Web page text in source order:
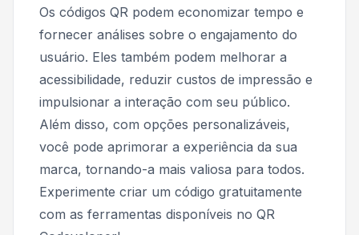
Os códigos QR podem economizar tempo e
fornecer análises sobre o engajamento do
usuário. Eles também podem melhorar a
acessibilidade, reduzir custos de impressão e
impulsionar a interação com seu público.
Além disso, com opções personalizáveis,
você pode aprimorar a experiência da sua
marca, tornando-a mais valiosa para todos.
Experimente criar um código gratuitamente
com as ferramentas disponíveis no QR